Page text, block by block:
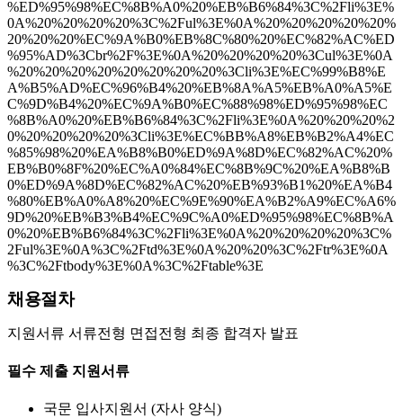
%ED%95%98%EC%8B%A0%20%EB%B6%84%3C%2Fli%3E%
0A%20%20%20%20%3C%2Ful%3E%0A%20%20%20%20%20%
20%20%20%EC%9A%B0%EB%8C%80%20%EC%82%AC%ED
%95%AD%3Cbr%2F%3E%0A%20%20%20%20%3Cul%3E%0A
%20%20%20%20%20%20%20%20%3Cli%3E%EC%99%B8%E
A%B5%AD%EC%96%B4%20%EB%8A%A5%EB%A0%A5%E
C%9D%B4%20%EC%9A%B0%EC%88%98%ED%95%98%EC
%8B%A0%20%EB%B6%84%3C%2Fli%3E%0A%20%20%20%2
0%20%20%20%20%3Cli%3E%EC%BB%A8%EB%B2%A4%EC
%85%98%20%EA%B8%B0%ED%9A%8D%EC%82%AC%20%
EB%B0%8F%20%EC%A0%84%EC%8B%9C%20%EA%B8%B
0%ED%9A%8D%EC%82%AC%20%EB%93%B1%20%EA%B4
%80%EB%A0%A8%20%EC%9E%90%EA%B2%A9%EC%A6%
9D%20%EB%B3%B4%EC%9C%A0%ED%95%98%EC%8B%A
0%20%EB%B6%84%3C%2Fli%3E%0A%20%20%20%20%3C%
2Ful%3E%0A%3C%2Ftd%3E%0A%20%20%3C%2Ftr%3E%0A
%3C%2Ftbody%3E%0A%3C%2Ftable%3E
채용절차
지원서류 서류전형 면접전형 최종 합격자 발표
필수 제출 지원서류
국문 입사지원서 (자사 양식)